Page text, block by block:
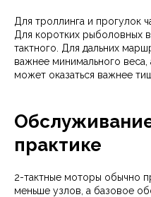
Для троллинга и прогулок
Для коротких рыболовных
тактного. Для дальних
важнее минимального
может оказаться важнее
практике
2-тактные моторы обычно
меньше узлов, а базовое